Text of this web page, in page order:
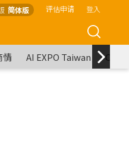
简体版 评估申请 登入
情 AI EXPO Taiwan